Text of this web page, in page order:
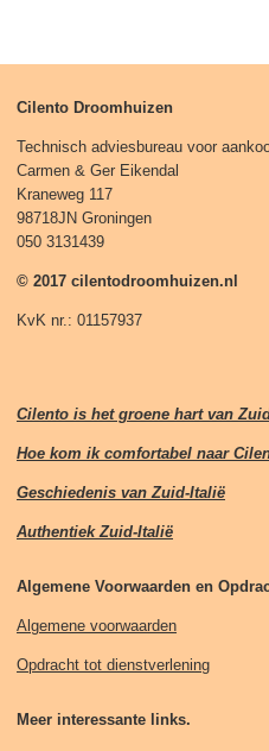
Cilento Droomhuizen
Technisch adviesbureau voor
Carmen & Ger Eikendal
Kraneweg 117
98718JN Groningen
050 3131439
© 2017 cilentodroomhuizen.nl
KvK nr.: 01157937
Cilento is het groene hart van
Hoe kom ik comfortabel naar
Geschiedenis van Zuid-Italië
Authentiek Zuid-Italië
Algemene Voorwaarden en
Algemene voorwaarden
Opdracht tot dienstverlening
Meer interessante links.